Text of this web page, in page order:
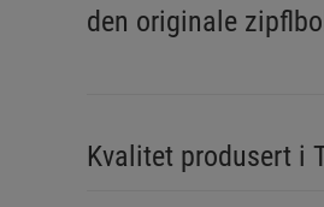
den originale
Kvalitet produsert i